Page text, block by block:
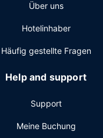
Über uns
Hotelinhaber
Häufig gestellte Fragen
Help and support
Support
Meine Buchung